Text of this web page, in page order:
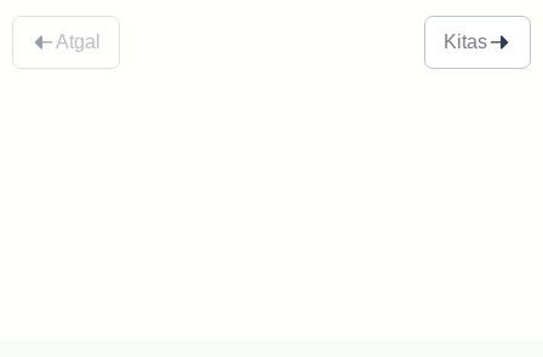
Atgal Kitas